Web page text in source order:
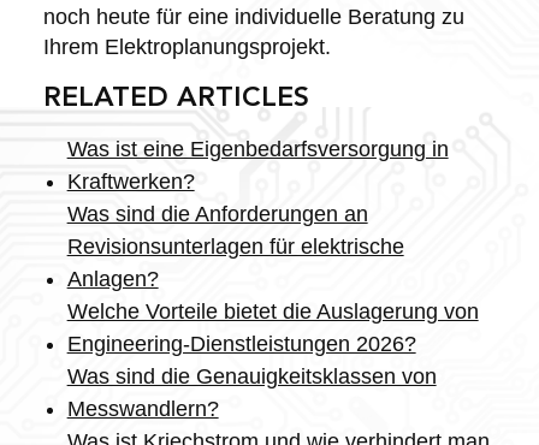
noch heute für eine individuelle Beratung zu
Ihrem Elektroplanungsprojekt.
RELATED ARTICLES
Was ist eine Eigenbedarfsversorgung in
Kraftwerken?
Was sind die Anforderungen an
Revisionsunterlagen für elektrische
Anlagen?
Welche Vorteile bietet die Auslagerung von
Engineering-Dienstleistungen 2026?
Was sind die Genauigkeitsklassen von
Messwandlern?